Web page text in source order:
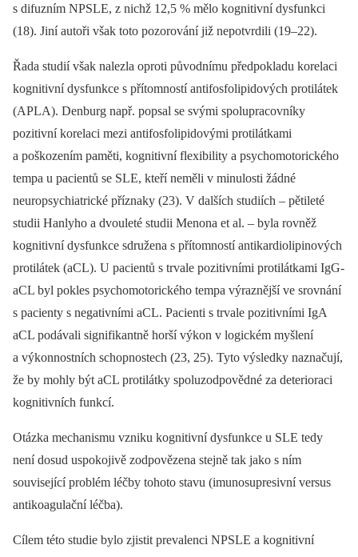
s difuzním NPSLE, z nichž 12,5 % mělo kognitivní dysfunkci
(18). Jiní autoři však toto pozorování již nepotvrdili (19–22).
Řada studií však nalezla oproti původnímu předpokladu korelaci
kognitivní dysfunkce s přítomností antifosfolipidových protilátek
(APLA). Denburg např. popsal se svými spolupracovníky
pozitivní korelaci mezi antifosfolipidovými protilátkami
a poškozením paměti, kognitivní flexibility a psychomotorického
tempa u pacientů se SLE, kteří neměli v minulosti žádné
neuropsychiatrické příznaky (23). V dalších studiích –⁠ pětileté
studii Hanlyho a dvouleté studii Menona et al. –⁠ byla rovněž
kognitivní dysfunkce sdružena s přítomností antikardiolipinových
protilátek (aCL). U pacientů s trvale pozitivními protilátkami IgG-
aCL byl pokles psychomotorického tempa výraznější ve srovnání
s pacienty s negativními aCL. Pacienti s trvale pozitivními IgA
aCL podávali signifikantně horší výkon v logickém myšlení
a výkonnostních schopnostech (23, 25). Tyto výsledky naznačují,
že by mohly být aCL protilátky spoluzodpovědné za deterioraci
kognitivních funkcí.
Otázka mechanismu vzniku kognitivní dysfunkce u SLE tedy
není dosud uspokojivě zodpovězena stejně tak jako s ním
související problém léčby tohoto stavu (imunosupresivní versus
antikoagulační léčba).
Cílem této studie bylo zjistit prevalenci NPSLE a kognitivní